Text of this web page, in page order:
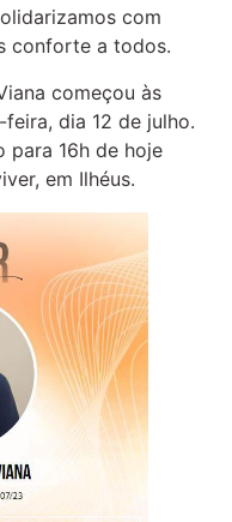
com
conforte a todos.
começou às
dia 12 de julho.
para 16h de hoje
em Ilhéus.